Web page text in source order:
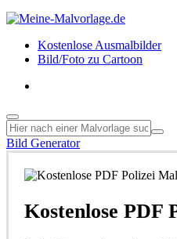
Kostenlose Ausmalbilder
Bild/Foto zu Cartoon
Bild Generator
Kostenlose PDF